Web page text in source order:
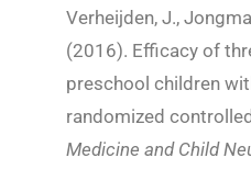
Verheijden, J.,
(2016). Efficacy of
preschool children
randomized
Medicine and Child